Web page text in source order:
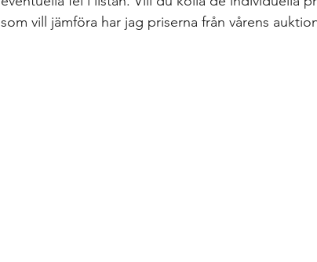
som vill jämföra har jag priserna från vårens